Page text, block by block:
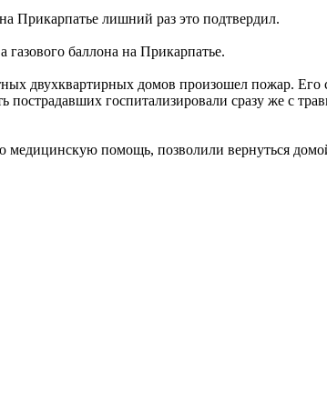
Прикарпатье лишний раз это подтвердил.
газового баллона на Прикарпатье.
двухквартирных домов произошел пожар. Его
госпитализировали сразу же с
медицинскую помощь, позволили вернуться